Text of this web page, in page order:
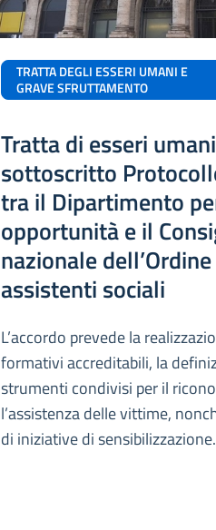
TRATTA DEGLI ESSERI UMANI E
GRAVE SFRUTTAMENTO
Tratta di esseri
sottoscritto
tra il Dipartimento
opportunità e il
nazionale
assistenti sociali
L’accordo prevede la
formativi accreditabili, la
strumenti condivisi per il
l’assistenza delle vittime,
di iniziative di sensibilizzazione.